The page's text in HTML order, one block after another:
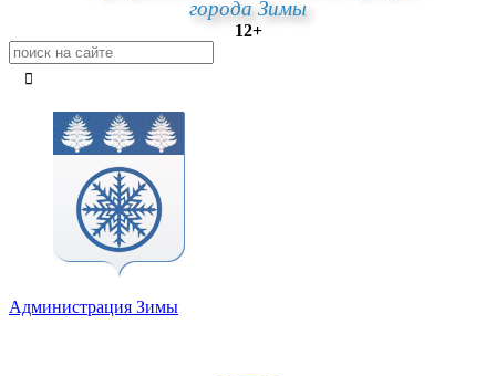
города Зимы
12+
Администрация Зимы